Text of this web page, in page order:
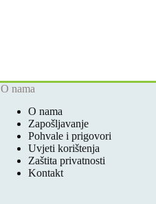
O nama
O nama
Zapošljavanje
Pohvale i prigovori
Uvjeti korištenja
Zaštita privatnosti
Kontakt